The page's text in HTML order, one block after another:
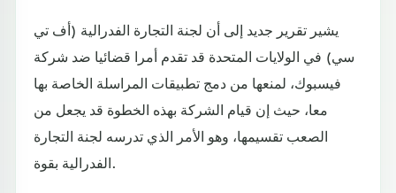
يشير تقرير جديد إلى أن لجنة التجارة الفدرالية (أف تي
سي) في الولايات المتحدة قد تقدم أمرا قضائيا ضد شركة
فيسبوك، لمنعها من دمج تطبيقات المراسلة الخاصة بها
معا، حيث إن قيام الشركة بهذه الخطوة قد يجعل من
الصعب تقسيمها، وهو الأمر الذي تدرسه لجنة التجارة
الفدرالية بقوة.